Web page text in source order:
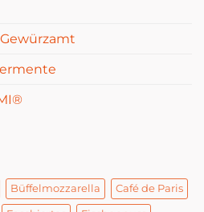
Büffelmozzarella Café de Paris